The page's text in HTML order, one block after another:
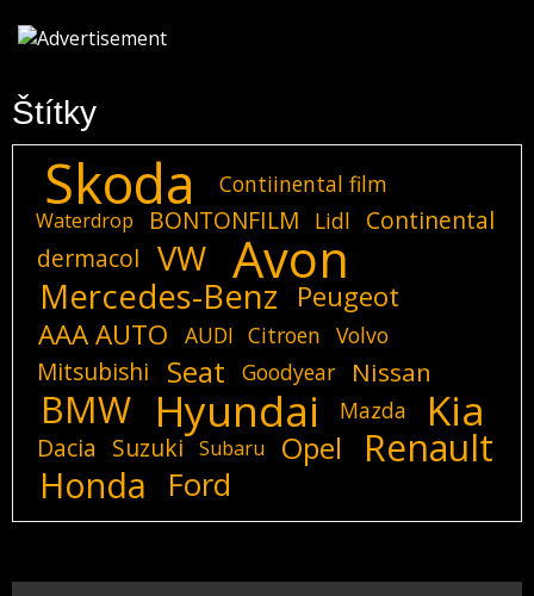
Štítky
Skoda Contiinental film
Waterdrop BONTONFILM Lidl
Continental
dermacol
VW Avon
Mercedes-Benz
Peugeot
AAA AUTO
AUDI Citroen Volvo
Mitsubishi Seat Goodyear Nissan
BMW Hyundai Mazda Kia
Dacia Suzuki Subaru Opel Renault
Honda Ford